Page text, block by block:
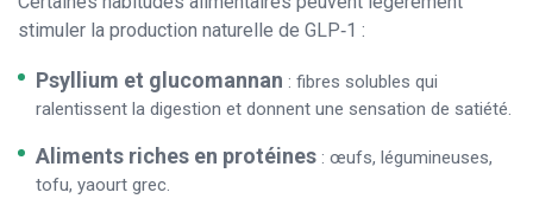
stimuler la production naturelle de GLP‑1 :
Psyllium et glucomannan : fibres solubles qui
ralentissent la digestion et donnent une sensation de satiété.
Aliments riches en protéines : œufs, légumineuses,
tofu, yaourt grec.